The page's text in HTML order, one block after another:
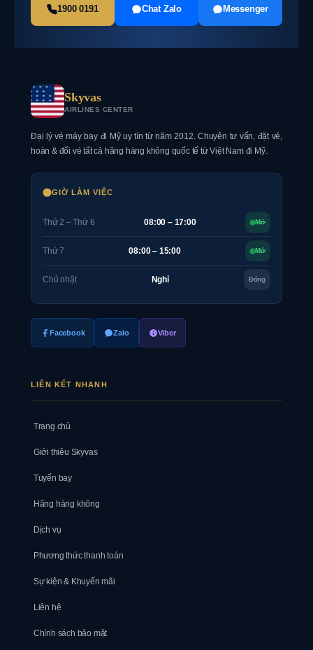
1900 0191 Chat Zalo Messenger
Skyvas
AIRLINES CENTER
Đại lý vé máy bay đi Mỹ uy tín từ năm 2012. Chuyên tư vấn, đặt vé,
hoàn & đổi vé tất cả hãng hàng không quốc tế từ Việt Nam đi Mỹ.
GIỜ LÀM VIỆC
Thứ 2 – Thứ 6 08:00 – 17:00 Mở
Thứ 7 08:00 – 15:00 Mở
Chủ nhật Nghỉ Đóng
Facebook Zalo Viber
LIÊN KẾT NHANH
Trang chủ
Giới thiệu Skyvas
Tuyến bay
Hãng hàng không
Dịch vụ
Phương thức thanh toán
Sự kiện & Khuyến mãi
Liên hệ
Chính sách bảo mật